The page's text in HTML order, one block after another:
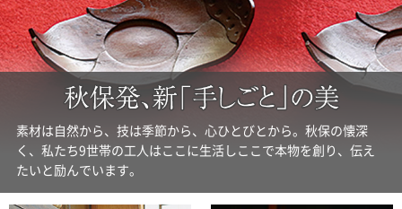
宮城県仙台市 技と暮らしが風土にとけあう処。秋保工
芸の里 AKIU CRAFT PARK
素材は自然から、技は季節から、心ひとびとから。秋保の懐深
く、私たち9世帯の工人はここに生活しここで本物を創り、伝え
たいと励んでいます。